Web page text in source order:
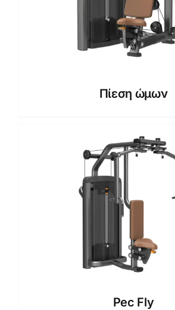
Πίεση ώμων
Pec Fly